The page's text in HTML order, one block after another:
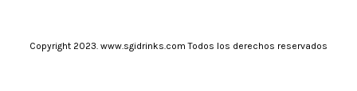
Copyright 2023. www.sgidrinks.com Todos los derechos reservados